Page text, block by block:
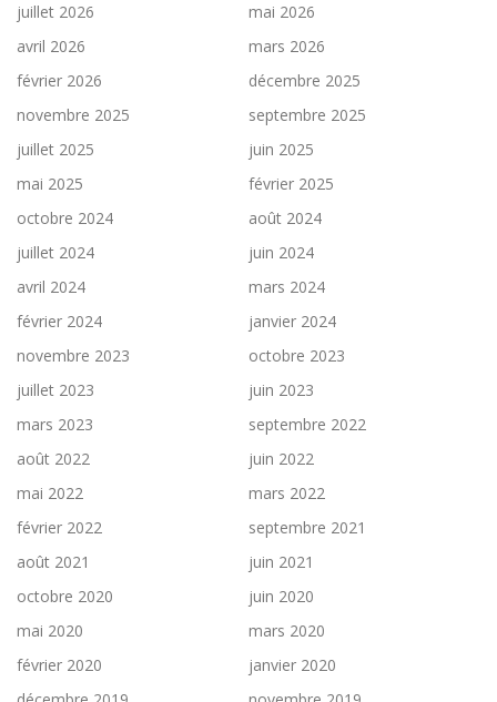
juillet 2026
mai 2026
avril 2026
mars 2026
février 2026
décembre 2025
novembre 2025
septembre 2025
juillet 2025
juin 2025
mai 2025
février 2025
octobre 2024
août 2024
juillet 2024
juin 2024
avril 2024
mars 2024
février 2024
janvier 2024
novembre 2023
octobre 2023
juillet 2023
juin 2023
mars 2023
septembre 2022
août 2022
juin 2022
mai 2022
mars 2022
février 2022
septembre 2021
août 2021
juin 2021
octobre 2020
juin 2020
mai 2020
mars 2020
février 2020
janvier 2020